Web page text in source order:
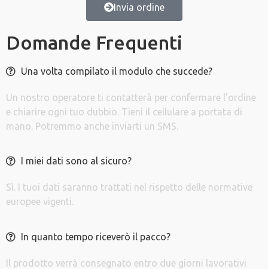
Invia ordine
Domande Frequenti
Una volta compilato il modulo che succede?
Un nostro operatore ti contatterà per confermare l’ordine
e chiarire ogni tuo dubbio. Tieni il cellulare a portata di
mano. Potremmo anche inviarti un SMS.
I miei dati sono al sicuro?
Sì. I tuoi dati saranno trattati nel rispetto delle normative
europee vigenti.
In quanto tempo riceverò il pacco?
Il prodotto verrà consegnato entro due giorni lavorativi